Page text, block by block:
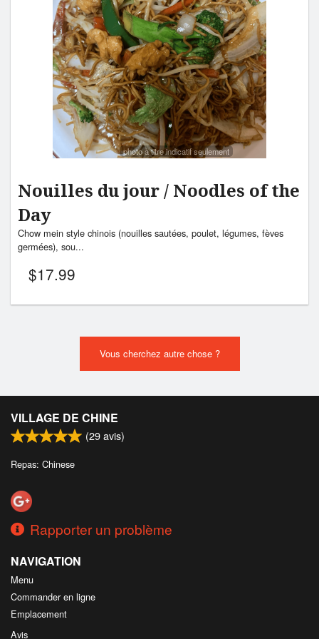
Rechercher
photo à titre indicatif seulement
Nouilles du jour / Noodles of the
Day
Chow mein style chinois (nouilles sautées, poulet, légumes, fèves
germées), sou...
$17.99
Vous cherchez autre chose ?
VILLAGE DE CHINE
(29avis)
Repas: Chinese
Rapporter un problème
NAVIGATION
Menu
Commander en ligne
Emplacement
Avis